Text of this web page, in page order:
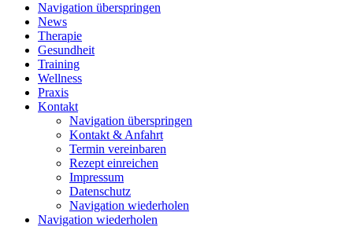
Navigation überspringen
News
Therapie
Gesundheit
Training
Wellness
Praxis
Kontakt
Navigation überspringen
Kontakt & Anfahrt
Termin vereinbaren
Rezept einreichen
Impressum
Datenschutz
Navigation wiederholen
Navigation wiederholen